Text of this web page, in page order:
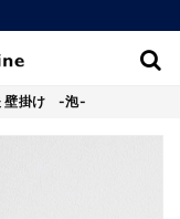
壁掛け -泡-